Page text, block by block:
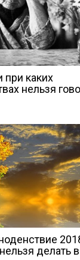
при каких
нельзя
делать